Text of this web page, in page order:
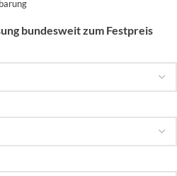
bundesweit zum Festpreis